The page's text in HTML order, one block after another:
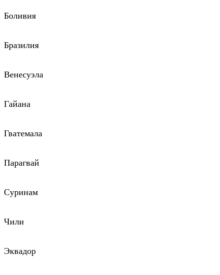
Боливия
Бразилия
Венесуэла
Гайана
Гватемала
Парагвай
Суринам
Чили
Эквадор